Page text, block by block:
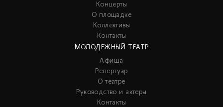
Концерты
О площадке
Коллективы
Контакты
МОЛОДЕЖНЫЙ ТЕАТР
Афиша
Репертуар
О театре
Руководство и актеры
Контакты